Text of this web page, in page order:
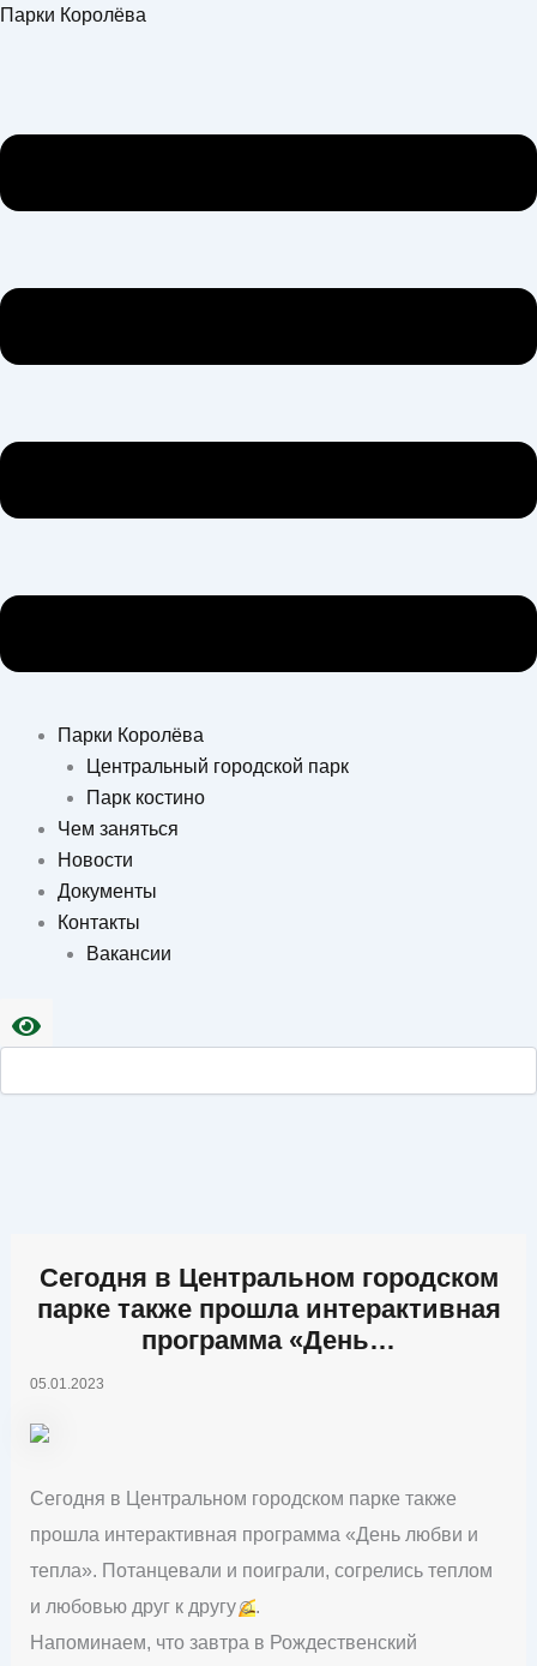
Перейти
Парки Королёва
Меню
Парки Королёва
Центральный городской парк
Парк костино
Чем заняться
Новости
Документы
Контакты
Вакансии
Сегодня в Центральном городском
парке также прошла интерактивная
программа «День…
05.01.2023
Сегодня в Центральном городском парке также
прошла интерактивная программа «День любви и
тепла». Потанцевали и поиграли, согрелись теплом
и любовью друг к другу☺️.
Напоминаем, что завтра в Рождественский